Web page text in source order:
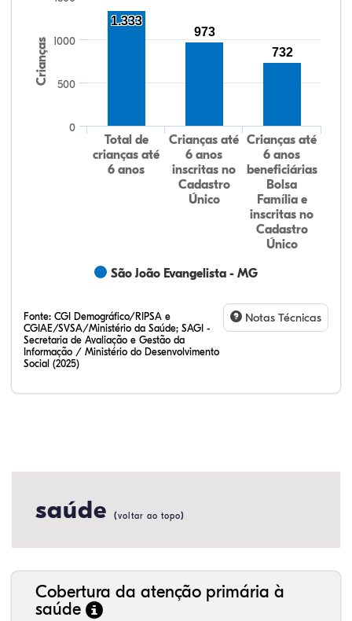
Crianças
São João Evangelista - MG
Total de
crianças até
6 anos
Crianças até
6 anos
inscritas no
Cadastro
Único
Crianças até
6 anos
beneficiárias
Bolsa
Família e
inscritas no
Cadastro
Único
0
500
1000
1.333
973
732
Fonte: CGI Demográfico/RIPSA e
CGIAE/SVSA/Ministério da Saúde; SAGI -
Secretaria de Avaliação e Gestão da
Informação / Ministério do Desenvolvimento
Social (2025)
Notas Técnicas
saúde (voltar ao topo)
Cobertura da atenção primária à
saúde